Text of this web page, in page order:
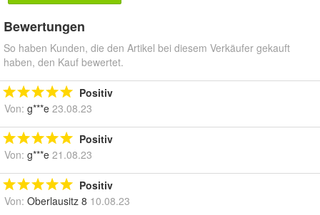
Bewertungen
So haben Kunden, die den Artikel bei diesem Verkäufer gekauft
haben, den Kauf bewertet.
Positiv
Von: g***e 23.08.23
Positiv
Von: g***e 21.08.23
Positiv
Von: Oberlausitz 8 10.08.23